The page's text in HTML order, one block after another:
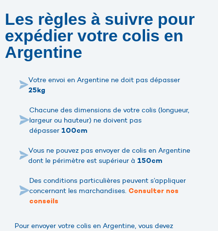
Les règles à suivre pour
expédier votre colis en
Argentine
Votre envoi en Argentine ne doit pas dépasser
25kg
Chacune des dimensions de votre colis (longueur,
largeur ou hauteur) ne doivent pas
dépasser100cm
Vous ne pouvez pas envoyer de colis en Argentine
dont le périmètre est supérieur à 150cm
Des conditions particulières peuvent s’appliquer
concernant les marchandises. Consulter nos
conseils
Pour envoyer votre colis en Argentine, vous devez